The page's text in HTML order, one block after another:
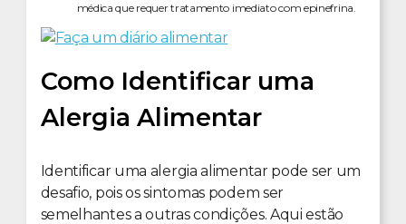
médica que requer tratamento imediato com epinefrina.
Como Identificar uma
Alergia Alimentar
Identificar uma alergia alimentar pode ser um
desafio, pois os sintomas podem ser
semelhantes a outras condições. Aqui estão